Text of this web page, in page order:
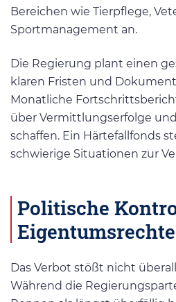
Bereichen wie Tierpflege,
Sportmanagement an.
Die Regierung plant einen
klaren Fristen und
Monatliche
über Vermittlungserfolge
schaffen. Ein Härtefallfonds
schwierige Situationen zur
Politische
Eigentumsrechte
Das Verbot stößt nicht
Während die